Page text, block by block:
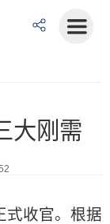
大刚需
式收官。根据